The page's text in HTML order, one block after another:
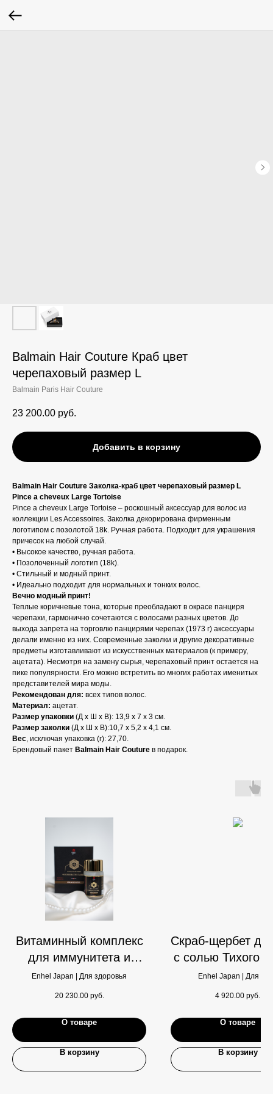
Balmain Hair Couture Краб цвет
черепаховый размер L
Balmain Paris Hair Couture
23 200.00 руб.
Добавить в корзину
Balmain Hair Couture Заколка-краб цвет черепаховый размер L
Pince a cheveux Large Tortoise
Pince a cheveux Large Tortoise – роскошный аксессуар для волос из
коллекции Les Accessoires. Заколка декорирована фирменным
логотипом с позолотой 18k. Ручная работа. Подходит для украшения
причесок на любой случай.
• Высокое качество, ручная работа.
• Позолоченный логотип (18k).
• Стильный и модный принт.
• Идеально подходит для нормальных и тонких волос.
Вечно модный принт!
Теплые коричневые тона, которые преобладают в окрасе панциря
черепахи, гармонично сочетаются с волосами разных цветов. До
выхода запрета на торговлю панцирями черепах (1973 г) аксессуары
делали именно из них. Современные заколки и другие декоративные
предметы изготавливают из искусственных материалов (к примеру,
ацетата). Несмотря на замену сырья, черепаховый принт остается на
пике популярности. Его можно встретить во многих работах именитых
представителей мира моды.
Рекомендован для: всех типов волос.
Материал: ацетат.
Размер упаковки (Д х Ш х В): 13,9 x 7 x 3 см.
Размер заколки (Д х Ш х В):10,7 x 5,2 x 4,1 см.
Вес, исключая упаковка (г): 27,70.
Брендовый пакет Balmain Hair Couture в подарок.
Витаминный комплекс
для иммунитета и
клеточной молодости:
Онкопротектор Химе
Enhel Japan | Для здоровья
20 230.00 руб.
О товаре
В корзину
Скраб-щербет
с солью Тихого
и
Enhel Japan | Для
4 920.00 руб.
О товаре
В корзину